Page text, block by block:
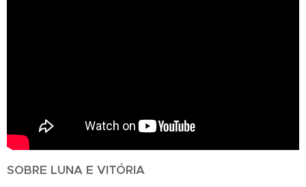
SOBRE LUNA E VITÓRIA